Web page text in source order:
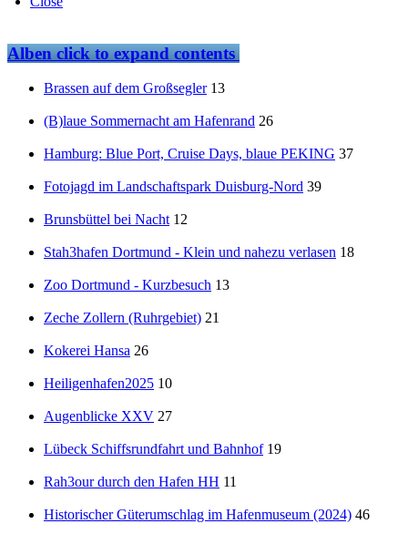
Albenclick to expand contents
Brassen auf dem Großsegler 13
(B)laue Sommernacht am Hafenrand 26
Hamburg: Blue Port, Cruise Days, blaue PEKING 37
Fotojagd im Landschaftspark Duisburg-Nord 39
Brunsbüttel bei Nacht 12
Stah3hafen Dortmund - Klein und nahezu verlasen 18
Zoo Dortmund - Kurzbesuch 13
Zeche Zollern (Ruhrgebiet) 21
Kokerei Hansa 26
Heiligenhafen2025 10
Augenblicke XXV 27
Lübeck Schiffsrundfahrt und Bahnhof 19
Rah3our durch den Hafen HH 11
Historischer Güterumschlag im Hafenmuseum (2024) 46